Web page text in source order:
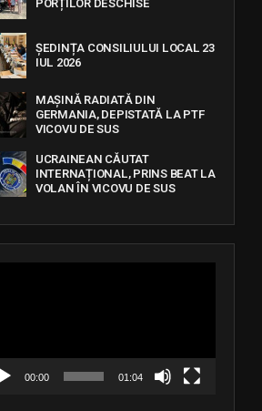
ȘEDINȚA CONSILIULUI LOCAL 23
IUL 2026
MAȘINĂ RADIATĂ DIN
GERMANIA, DEPISTATĂ LA PTF
VICOVU DE SUS
UCRAINEAN CĂUTAT
INTERNAȚIONAL, PRINS BEAT LA
VOLAN ÎN VICOVU DE SUS
00:00 01:04